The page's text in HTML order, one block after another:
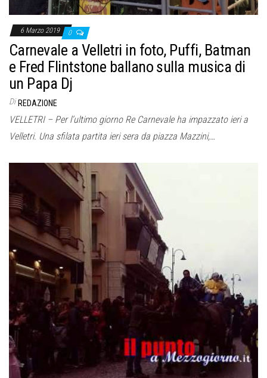
6 Marzo 2019 0
Carnevale a Velletri in foto, Puffi, Batman
e Fred Flintstone ballano sulla musica di
un Papa Dj
Di REDAZIONE
VELLETRI – Per l’ultimo giorno Re Carnevale ha impazzato ieri a
Velletri. Una sfilata partita ieri sera da piazza Mazzini,…